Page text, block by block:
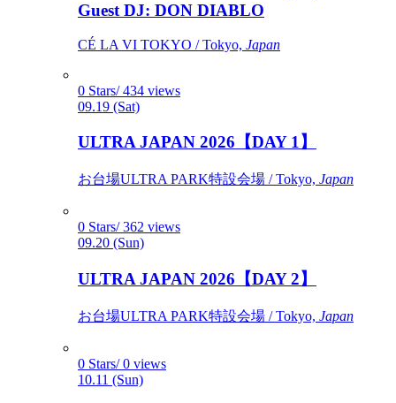
Guest DJ: DON DIABLO
CÉ LA VI TOKYO / Tokyo, Japan
0 Stars/ 434 views
09.19 (Sat)
ULTRA JAPAN 2026【DAY 1】
お台場ULTRA PARK特設会場 / Tokyo, Japan
0 Stars/ 362 views
09.20 (Sun)
ULTRA JAPAN 2026【DAY 2】
お台場ULTRA PARK特設会場 / Tokyo, Japan
0 Stars/ 0 views
10.11 (Sun)